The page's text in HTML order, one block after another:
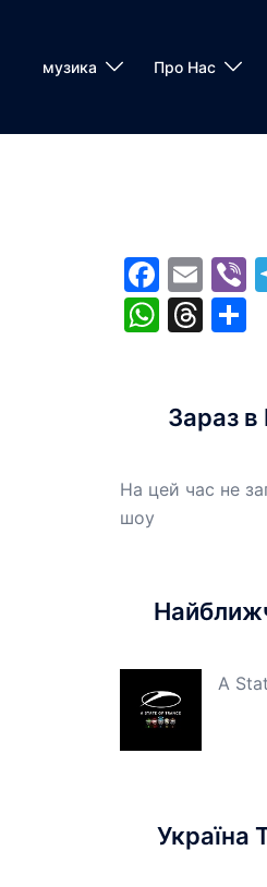
музика Про Нас
Зараз в
На цей час не
шоу
A
Україна